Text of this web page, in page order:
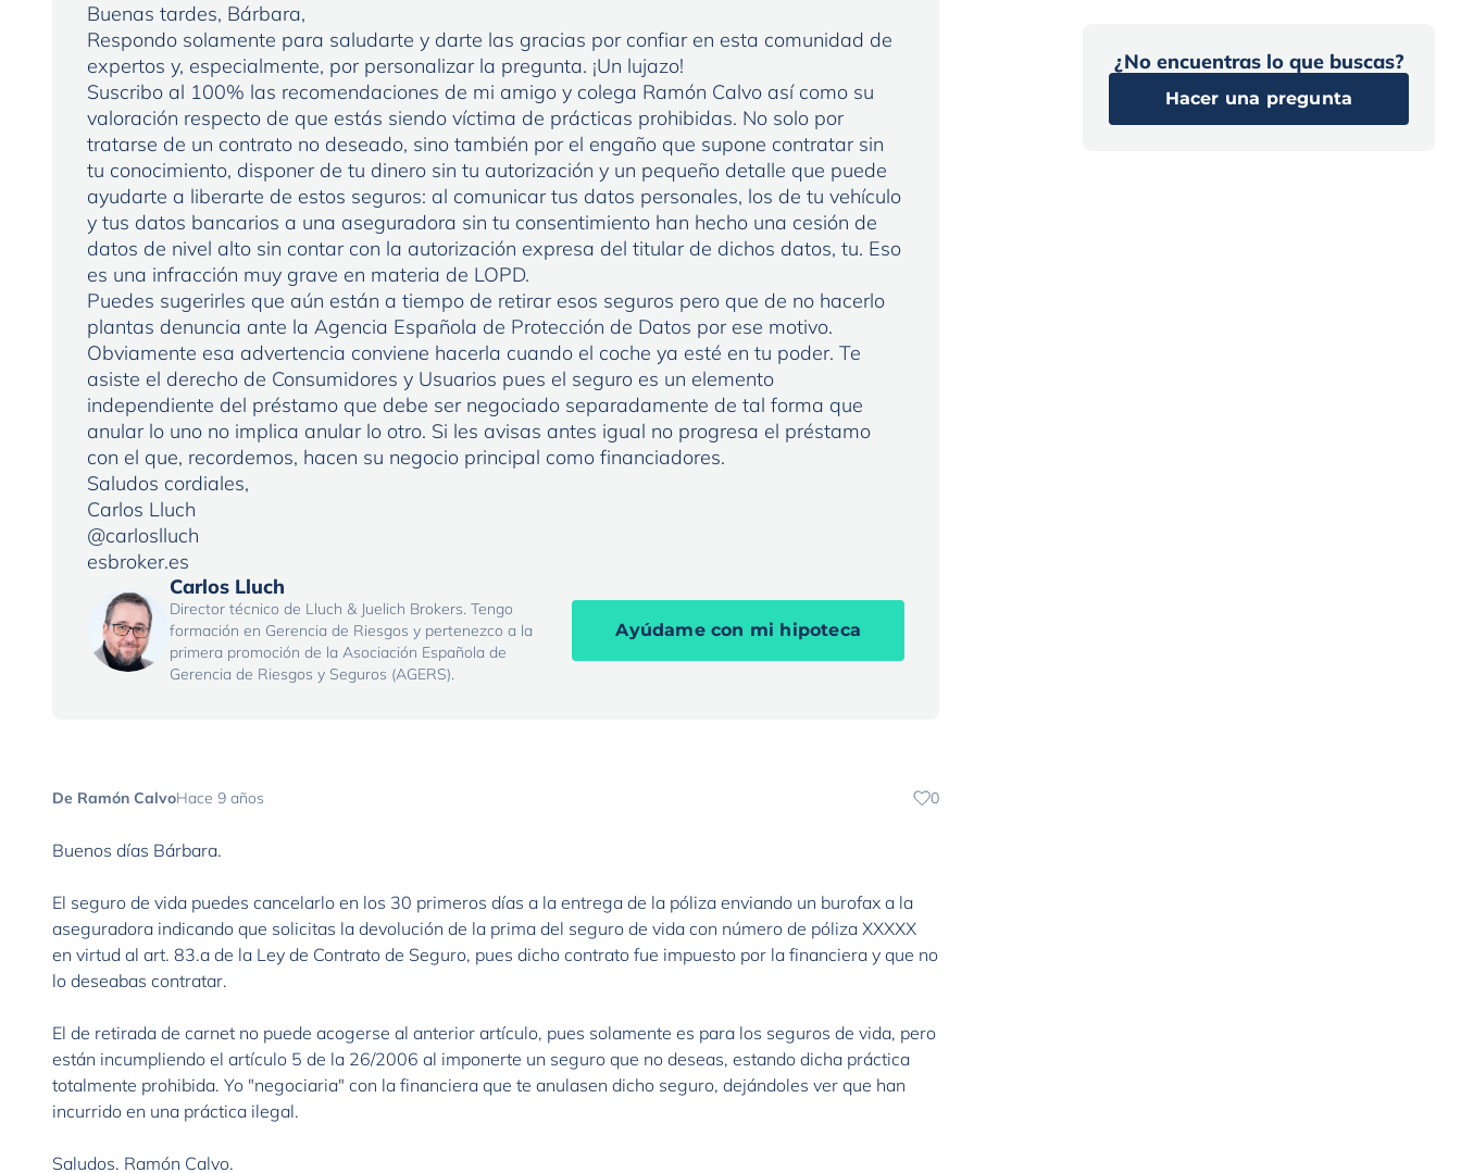
Buenas tardes, Bárbara,
Respondo solamente para saludarte y darte las gracias por confiar en esta comunidad de
expertos y, especialmente, por personalizar la pregunta. ¡Un lujazo!
Suscribo al 100% las recomendaciones de mi amigo y colega Ramón Calvo así como su
valoración respecto de que estás siendo víctima de prácticas prohibidas. No solo por
tratarse de un contrato no deseado, sino también por el engaño que supone contratar sin
tu conocimiento, disponer de tu dinero sin tu autorización y un pequeño detalle que puede
ayudarte a liberarte de estos seguros: al comunicar tus datos personales, los de tu vehículo
y tus datos bancarios a una aseguradora sin tu consentimiento han hecho una cesión de
datos de nivel alto sin contar con la autorización expresa del titular de dichos datos, tu. Eso
es una infracción muy grave en materia de LOPD.
Puedes sugerirles que aún están a tiempo de retirar esos seguros pero que de no hacerlo
plantas denuncia ante la Agencia Española de Protección de Datos por ese motivo.
Obviamente esa advertencia conviene hacerla cuando el coche ya esté en tu poder. Te
asiste el derecho de Consumidores y Usuarios pues el seguro es un elemento
independiente del préstamo que debe ser negociado separadamente de tal forma que
anular lo uno no implica anular lo otro. Si les avisas antes igual no progresa el préstamo
con el que, recordemos, hacen su negocio principal como financiadores.
Saludos cordiales,
Carlos Lluch
@carloslluch
esbroker.es
Carlos Lluch
Director técnico de Lluch & Juelich Brokers. Tengo
formación en Gerencia de Riesgos y pertenezco a la
primera promoción de la Asociación Española de
Gerencia de Riesgos y Seguros (AGERS).
Ayúdame con mi hipoteca
De Ramón CalvoHace 9 años 0
Buenos días Bárbara.
El seguro de vida puedes cancelarlo en los 30 primeros días a la entrega de la póliza enviando un burofax a la
aseguradora indicando que solicitas la devolución de la prima del seguro de vida con número de póliza XXXXX
en virtud al art. 83.a de la Ley de Contrato de Seguro, pues dicho contrato fue impuesto por la financiera y que no
lo deseabas contratar.
El de retirada de carnet no puede acogerse al anterior artículo, pues solamente es para los seguros de vida, pero
están incumpliendo el artículo 5 de la 26/2006 al imponerte un seguro que no deseas, estando dicha práctica
totalmente prohibida. Yo "negociaria" con la financiera que te anulasen dicho seguro, dejándoles ver que han
incurrido en una práctica ilegal.
Saludos. Ramón Calvo.
¿No encuentras lo que buscas?
Hacer una pregunta